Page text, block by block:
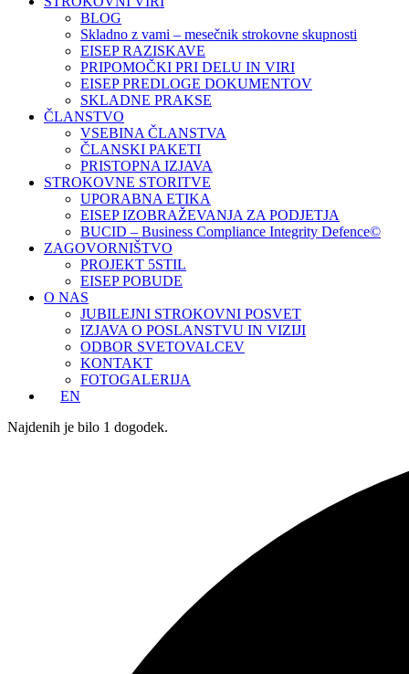
BLOG
Skladno z vami – mesečnik strokovne skupnosti
EISEP RAZISKAVE
PRIPOMOČKI PRI DELU IN VIRI
EISEP PREDLOGE DOKUMENTOV
SKLADNE PRAKSE
ČLANSTVO
VSEBINA ČLANSTVA
ČLANSKI PAKETI
PRISTOPNA IZJAVA
STROKOVNE STORITVE
UPORABNA ETIKA
EISEP IZOBRAŽEVANJA ZA PODJETJA
BUCID – Business Compliance Integrity Defence©
ZAGOVORNIŠTVO
PROJEKT 5STIL
EISEP POBUDE
O NAS
JUBILEJNI STROKOVNI POSVET
IZJAVA O POSLANSTVU IN VIZIJI
ODBOR SVETOVALCEV
KONTAKT
FOTOGALERIJA
EN
Najdenih je bilo 1 dogodek.